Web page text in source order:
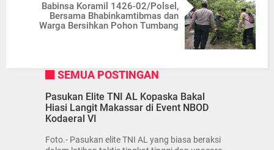
Babinsa Koramil 1426-02/Polsel,
Bersama Bhabinkamtibmas dan
Warga Bersihkan Pohon Tumbang
SEMUA POSTINGAN
Pasukan Elite TNI AL Kopaska Bakal
Hiasi Langit Makassar di Event NBOD
Kodaeral VI
Foto.- Pasukan elite TNI AL yang biasa beraksi